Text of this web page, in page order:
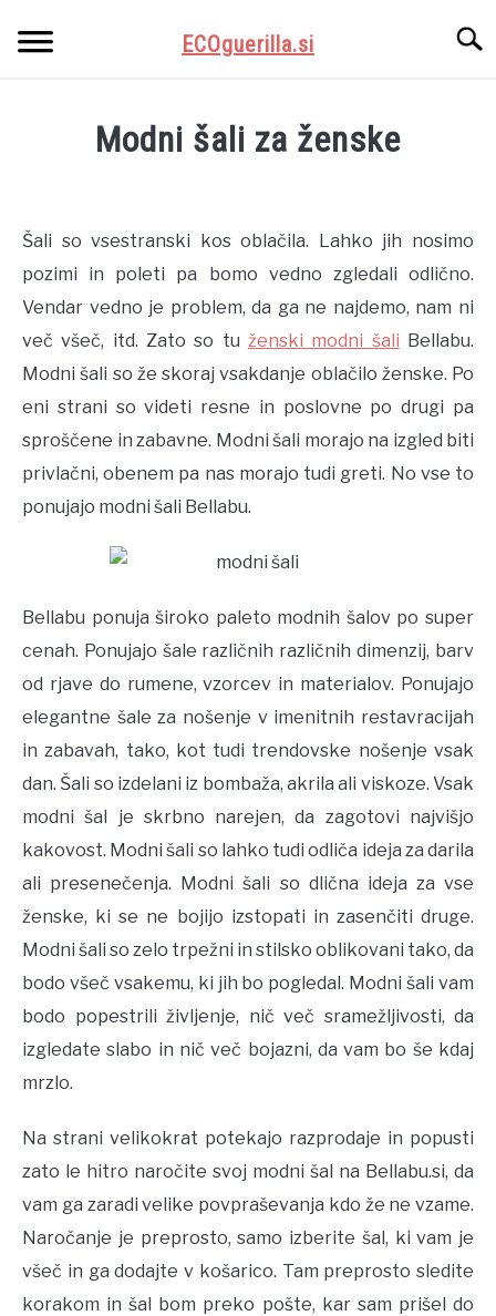
ECOguerilla.si
TRGOVINA IN STORITVE
ZDRAVJE IN LEPOTA
PROSTI ČAS
Modni šali za ženske
Webmaster
in
Zdravje
lepota
Šali so vsestranski kos oblačila. Lahko jih nosimo
pozimi in poleti pa bomo vedno zgledali odlično.
Vendar vedno je problem, da ga ne najdemo, nam ni
več všeč, itd. Zato so tu ženski modni šali Bellabu.
Modni šali so že skoraj vsakdanje oblačilo ženske. Po
eni strani so videti resne in poslovne po drugi pa
sproščene in zabavne. Modni šali morajo na izgled biti
privlačni, obenem pa nas morajo tudi greti. No vse to
ponujajo modni šali Bellabu.
Bellabu ponuja široko paleto modnih šalov po super
cenah. Ponujajo šale različnih različnih dimenzij, barv
od rjave do rumene, vzorcev in materialov. Ponujajo
elegantne šale za nošenje v imenitnih restavracijah
in zabavah, tako, kot tudi trendovske nošenje vsak
dan. Šali so izdelani iz bombaža, akrila ali viskoze. Vsak
modni šal je skrbno narejen, da zagotovi najvišjo
kakovost. Modni šali so lahko tudi odliča ideja za darila
ali presenečenja. Modni šali so dlična ideja za vse
ženske, ki se ne bojijo izstopati in zasenčiti druge.
Modni šali so zelo trpežni in stilsko oblikovani tako, da
bodo všeč vsakemu, ki jih bo pogledal. Modni šali vam
bodo popestrili življenje, nič več sramežljivosti, da
izgledate slabo in nič več bojazni, da vam bo še kdaj
mrzlo.
Na strani velikokrat potekajo razprodaje in popusti
zato le hitro naročite svoj modni šal na Bellabu.si, da
vam ga zaradi velike povpraševanja kdo že ne vzame.
Naročanje je preprosto, samo izberite šal, ki vam je
všeč in ga dodajte v košarico. Tam preprosto sledite
korakom in šal bom preko pošte, kar sam prišel do